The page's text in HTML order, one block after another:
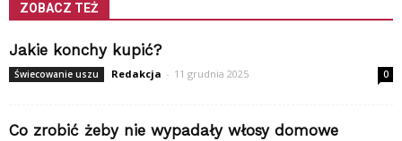
ZOBACZ TEŻ
Jakie konchy kupić?
Świecowanie uszu Redakcja - 11 grudnia 2025 0
Co zrobić żeby nie wypadały włosy domowe